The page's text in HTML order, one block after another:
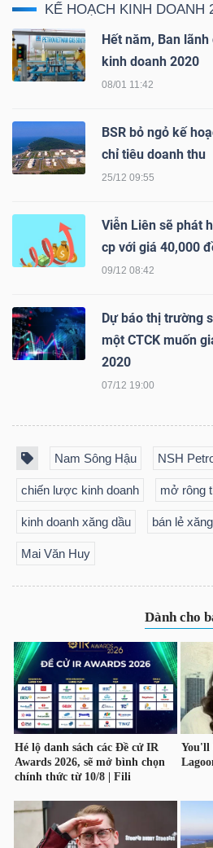
KẾ HOẠCH KINH DOANH
Hết năm, Ban
kinh doanh 2020
08/01 11:42
BSR bỏ ngỏ kế
chỉ tiêu doanh thu
25/12 09:55
Viễn Liên sẽ phát
cp với giá 40,000
09/12 08:42
Dự báo thị trường
một CTCK muốn
2020
07/12 19:00
Nam Sông Hậu NSH
chiến lược kinh doanh mở rông
kinh doanh xăng dầu bán lẻ
Mai Văn Huy
Báo
cáo
phân
tích
Thuật
Dịch
(-)
Sách
tài
Công
cụ
đầu
tư
Truyền
thông